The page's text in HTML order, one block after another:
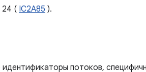
24 ( IC2A85 ).
потоков,